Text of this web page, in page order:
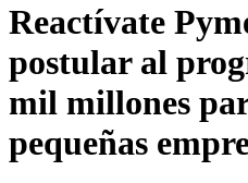
Reactívate
postular al
mil millones
pequeñas